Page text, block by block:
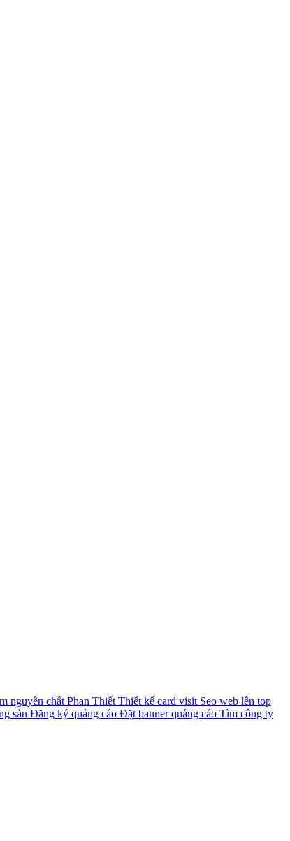
nguyên chất Phan ThiếtThiết kế card visit Seo web lên top
sản Đăng ký quảng cáo Đặt banner quảng cáo Tìm công ty